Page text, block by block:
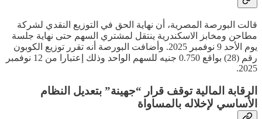
قالت البورصة المصرية، أن نهاية الحق في التوزيع النقدي لشركة
مطاحن ومخابز الاسكندرية ينتقل لمشتري السهم حتى نهاية جلسة
يوم الأحد 9 نوفمبر 2025. وأضافت البورصة أنه تقرر توزيع الكوبون
رقم (28) بواقع 0.750 جنيه للسهم الواحد وذلك إعتبارا من 12 نوفمبر
2025.
الرقابة المالية توقف قرار “جهينة” بتعديل النظام
الأساسي لإخلاله بالمساواة